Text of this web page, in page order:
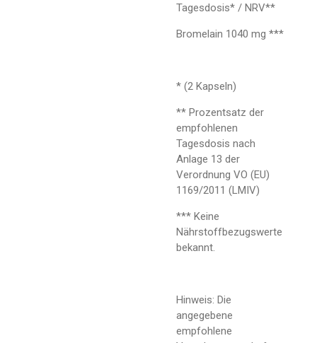
Tagesdosis* / NRV**
Bromelain 1040 mg ***
* (2 Kapseln)
** Prozentsatz der
empfohlenen
Tagesdosis nach
Anlage 13 der
Verordnung VO (EU)
1169/2011 (LMIV)
*** Keine
Nährstoffbezugswerte
bekannt.
Hinweis: Die
angegebene
empfohlene